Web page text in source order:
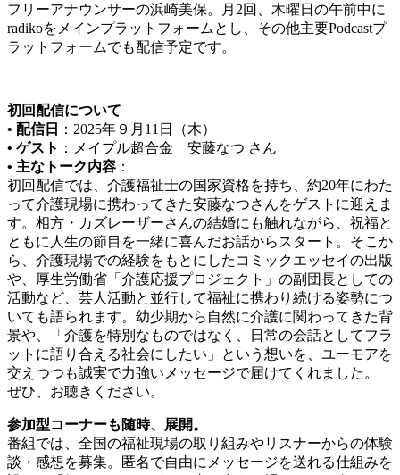
フリーアナウンサーの浜崎美保。月2回、木曜日の午前中に
radikoをメインプラットフォームとし、その他主要Podcastプ
ラットフォームでも配信予定です。
初回配信について
• 配信日
：2025年９月11日（木）
• ゲスト ：メイプル超合金 安藤なつ さん
• 主なトーク内容 ：
初回配信では、介護福祉士の国家資格を持ち、約20年にわた
って介護現場に携わってきた安藤なつさんをゲストに迎えま
す。相方・カズレーザーさんの結婚にも触れながら、祝福と
ともに人生の節目を一緒に喜んだお話からスタート。そこか
ら、介護現場での経験をもとにしたコミックエッセイの出版
や、厚生労働省「介護応援プロジェクト」の副団長としての
活動など、芸人活動と並行して福祉に携わり続ける姿勢につ
いても語られます。幼少期から自然に介護に関わってきた背
景や、「介護を特別なものではなく、日常の会話としてフラ
ットに語り合える社会にしたい」という想いを、ユーモアを
交えつつも誠実で力強いメッセージで届けてくれました。
ぜひ、お聴きください。
参加型コーナーも随時、展開。
番組では、全国の福祉現場の取り組みやリスナーからの体験
談・感想を募集。匿名で自由にメッセージを送れる仕組みを